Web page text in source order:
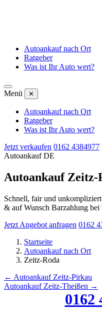
Autoankauf nach Ort
Ratgeber
Was ist Ihr Auto wert?
Menü ✕
Autoankauf nach Ort
Ratgeber
Was ist Ihr Auto wert?
Jetzt verkaufen 0162 4384977
Autoankauf DE
Autoankauf Zeitz-
Schnell, fair und
& auf Wunsch Barzahlung bei
Jetzt Angebot anfragen 0162
Startseite
Autoankauf nach Ort
Zeitz-Roda
← Autoankauf Zeitz-Pirkau
Autoankauf Zeitz-Theißen →
0162